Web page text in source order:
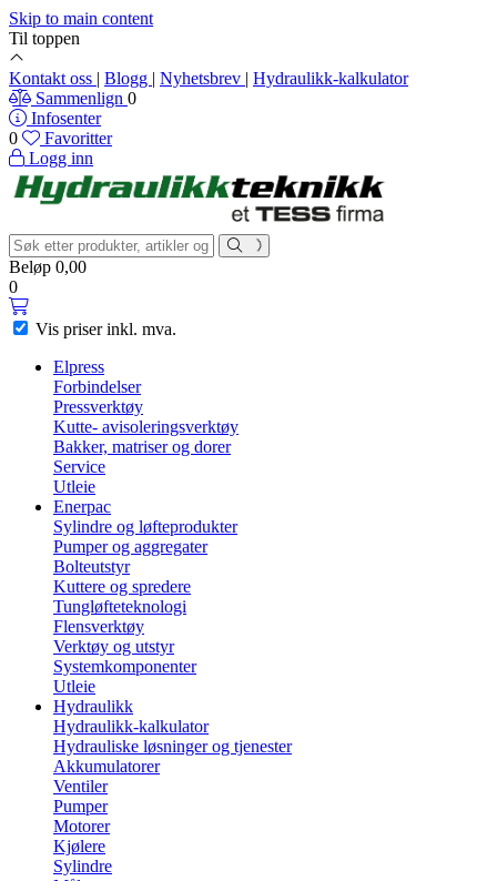
Skip to main content
Til toppen
Kontakt oss | Blogg | Nyhetsbrev | Hydraulikk-kalkulator
Sammenlign 0
Infosenter
0
Favoritter
Logg inn
Beløp 0,00
0
Vis priserinkl. mva.
Elpress
Forbindelser
Pressverktøy
Kutte- avisoleringsverktøy
Bakker, matriser og dorer
Service
Utleie
Enerpac
Sylindre og løfteprodukter
Pumper og aggregater
Bolteutstyr
Kuttere og spredere
Tungløfteteknologi
Flensverktøy
Verktøy og utstyr
Systemkomponenter
Utleie
Hydraulikk
Hydraulikk-kalkulator
Hydrauliske løsninger og tjenester
Akkumulatorer
Ventiler
Pumper
Motorer
Kjølere
Sylindre